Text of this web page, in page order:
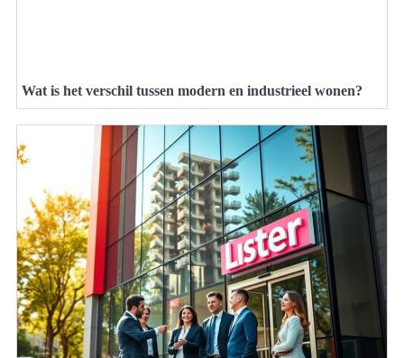
Wat is het verschil tussen modern en industrieel wonen?